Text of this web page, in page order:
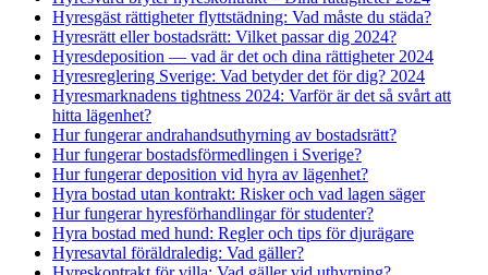
Hyresgäst rättigheter flyttstädning: Vad måste du städa?
Hyresrätt eller bostadsrätt: Vilket passar dig 2024?
Hyresdeposition — vad är det och dina rättigheter 2024
Hyresreglering Sverige: Vad betyder det för dig? 2024
Hyresmarknadens tightness 2024: Varför är det så svårt att
hitta lägenhet?
Hur fungerar andrahandsuthyrning av bostadsrätt?
Hur fungerar bostadsförmedlingen i Sverige?
Hur fungerar deposition vid hyra av lägenhet?
Hyra bostad utan kontrakt: Risker och vad lagen säger
Hur fungerar hyresförhandlingar för studenter?
Hyra bostad med hund: Regler och tips för djurägare
Hyresavtal föräldraledig: Vad gäller?